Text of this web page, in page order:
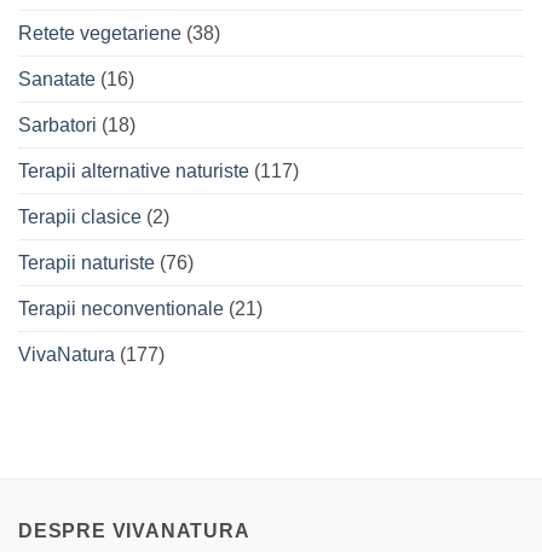
Retete vegetariene (38)
Sanatate (16)
Sarbatori (18)
Terapii alternative naturiste (117)
Terapii clasice (2)
Terapii naturiste (76)
Terapii neconventionale (21)
VivaNatura (177)
DESPRE VIVANATURA